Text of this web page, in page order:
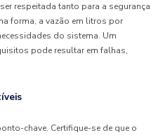
respeitada tanto para a segurança
forma, a vazão em litros por
do sistema. Um
pode resultar em falhas,
chave. Certifique-se de que o